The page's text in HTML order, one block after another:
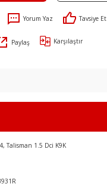
Yorum Yaz Tavsiye Et
Paylaş Karşılaştır
Talisman 1.5 Dci K9K